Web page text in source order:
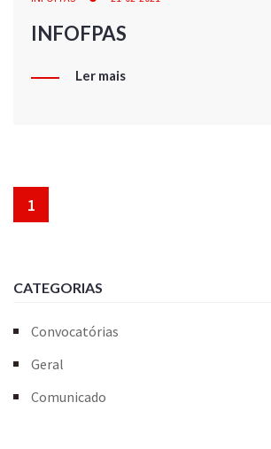
INFOFPAS
Ler mais
1
CATEGORIAS
Convocatórias
Geral
Comunicado